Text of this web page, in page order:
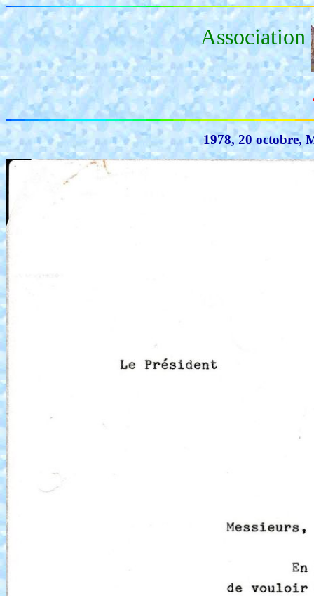
Association
1978, 20 octobre,